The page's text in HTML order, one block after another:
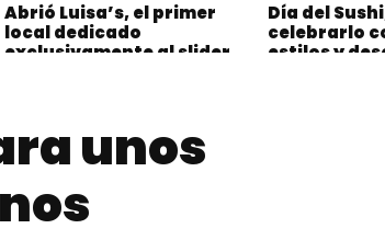
Abrió Luisa’s, el primer
local dedicado
exclusivamente al slider
Día del
celebrarlo
estilos y
unos